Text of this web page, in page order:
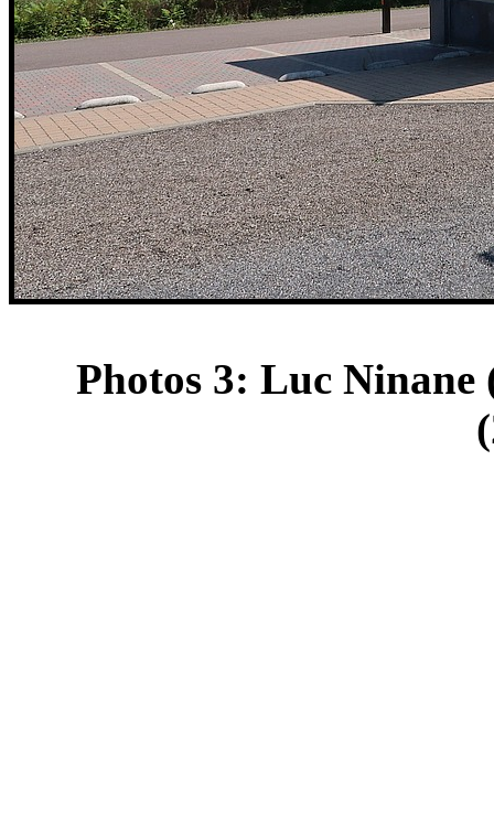
Photos 3: Luc Ninane